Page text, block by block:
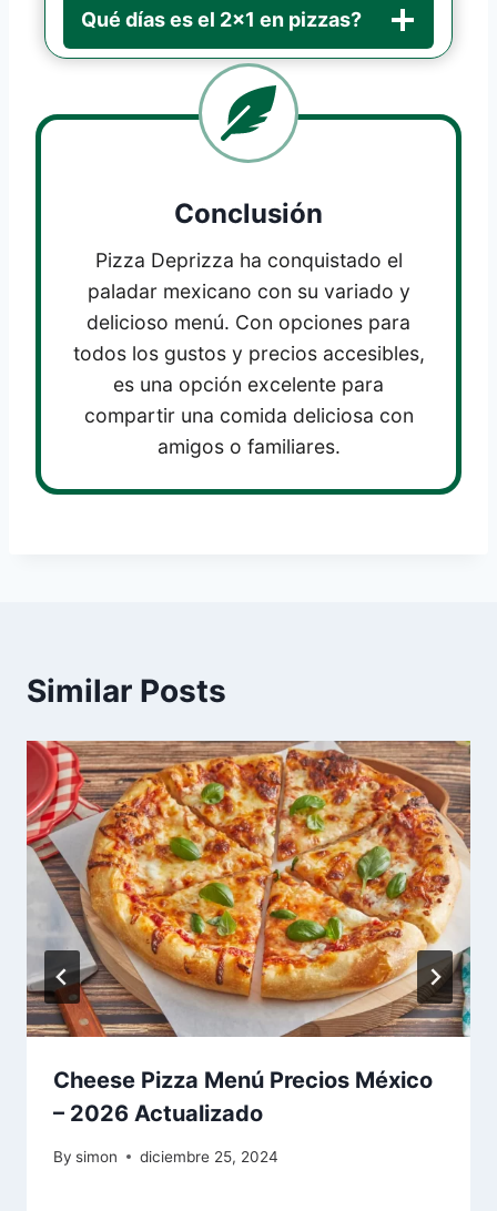
Qué días es el 2×1 en pizzas?
Conclusión
Pizza Deprizza ha conquistado el
paladar mexicano con su variado y
delicioso menú. Con opciones para
todos los gustos y precios accesibles,
es una opción excelente para
compartir una comida deliciosa con
amigos o familiares.
Similar Posts
Cheese Pizza Menú Precios México
– 2026 Actualizado
By simon diciembre 25, 2024